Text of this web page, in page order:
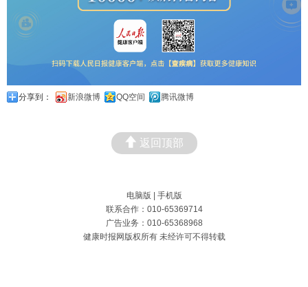
分享到： 新浪微博 QQ空间 腾讯微博
返回顶部
电脑版 | 手机版
联系合作：010-65369714
广告业务：010-65368968
健康时报网版权所有 未经许可不得转载